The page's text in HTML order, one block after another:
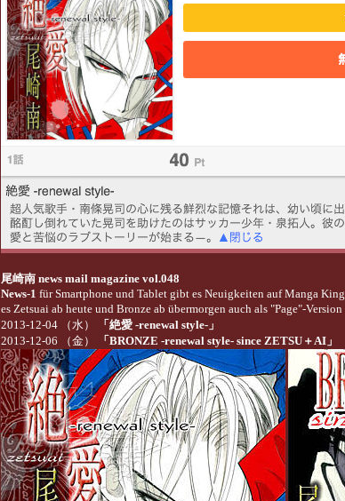
尾崎南 news mail magazine vol.048
News-1 für Smartphone und Tablet gibt es Neuigkeiten auf Manga
es Zetsuai ab heute und Bronze ab übermorgen auch als "Page"-Version
2013-12-04 （水）
「絶愛 -renewal style-」
2013-12-06 （金）
「BRONZE -renewal style- since ZETSU＋AI」